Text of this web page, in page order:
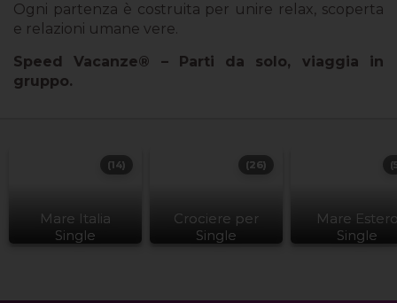
Ogni partenza è costruita per unire relax, scoperta
e relazioni umane vere.
Speed Vacanze® – Parti da solo, viaggia in
gruppo.
Mare Italia
Single
(14)
Crociere per
Single
(26)
Mare
Single